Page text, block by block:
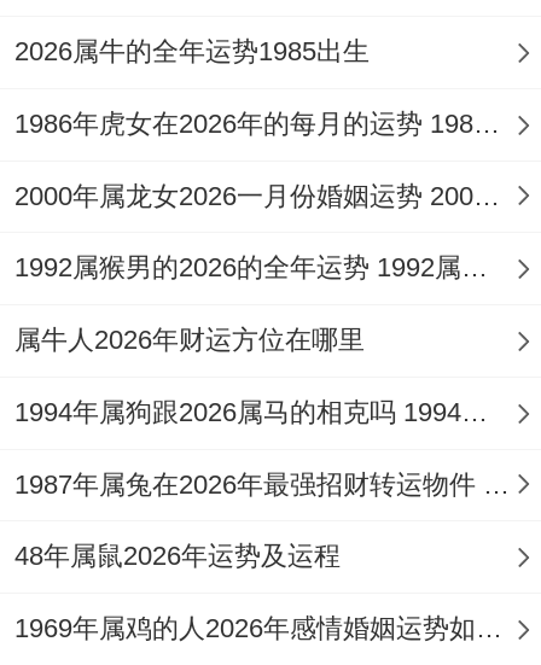
成塔」之乐，家庭整体理财，当以稳健守成
为上避免高风险投机。
社交活跃，乐于融入集体，易结交新朋友，
然也易因玩耍、规则或表现机遇而产生摩擦
时远，偶有误会。
于家庭内部，火旺可能使得孩子脾气稍显急
年正印的疏导之力，以耐心与智慧引导其学
2026属牛的全年运势1985出生
1986年虎女在2026年的每月的运势 1986年虎女在2026年12月运势
2000年属龙女2026一月份婚姻运势 2000年属龙女2026每月运程
1992属猴男的2026的全年运势 1992属猴男的最佳婚配
属牛人2026年财运方位在哪里
1994年属狗跟2026属马的相克吗 1994年属狗跟1996年属鼠配吗
1987年属兔在2026年最强招财转运物件 1987年属兔在2026年6月3日
48年属鼠2026年运势及运程
1969年属鸡的人2026年感情婚姻运势如何 1969年属鸡的五行是属土还是属金